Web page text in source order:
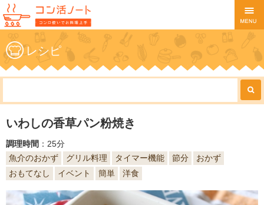
レシピ
いわしの香草パン粉焼き
調理時間 ：25分
魚介のおかず
グリル料理 タイマー機能 節分
おかず
おもてなし
イベント 簡単 洋食